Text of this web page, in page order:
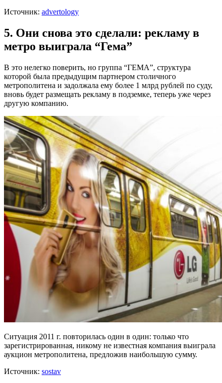
Источник: advertology
5. Они снова это сделали: рекламу в
метро выиграла “Гема”
В это нелегко поверить, но группа “ГЕМА”, структура
которой была предыдущим партнером столичного
метрополитена и задолжала ему более 1 млрд рублей по суду,
вновь будет размещать рекламу в подземке, теперь уже через
другую компанию.
Ситуация 2011 г. повторилась один в один: только что
зарегистрированная, никому не известная компания выиграла
аукцион метрополитена, предложив наибольшую сумму.
Источник: sostav